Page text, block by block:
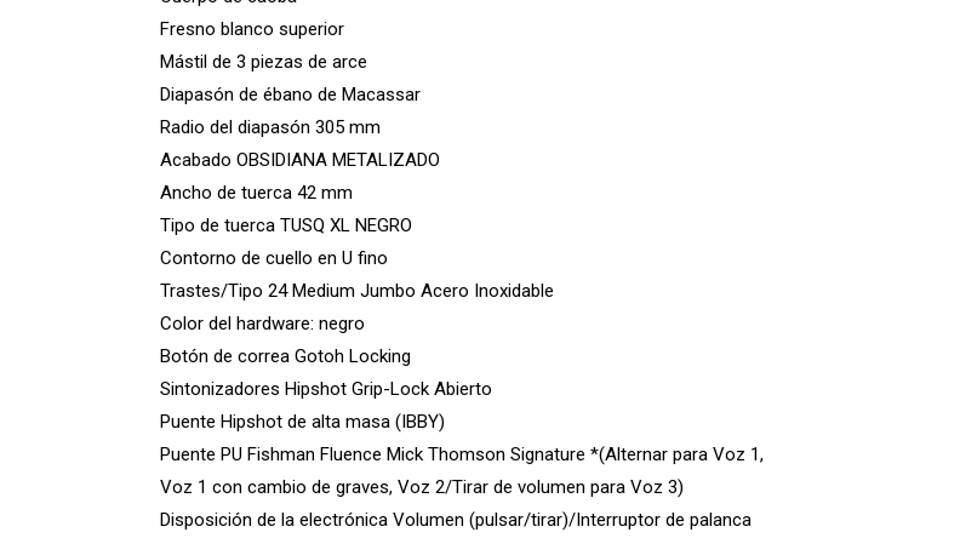
Fresno blanco superior
Mástil de 3 piezas de arce
Diapasón de ébano de Macassar
Radio del diapasón 305 mm
Acabado OBSIDIANA METALIZADO
Ancho de tuerca 42 mm
Tipo de tuerca TUSQ XL NEGRO
Contorno de cuello en U fino
Trastes/Tipo 24 Medium Jumbo Acero Inoxidable
Color del hardware: negro
Botón de correa Gotoh Locking
Sintonizadores Hipshot Grip-Lock Abierto
Puente Hipshot de alta masa (IBBY)
Puente PU Fishman Fluence Mick Thomson Signature *(Alternar para Voz 1,
Voz 1 con cambio de graves, Voz 2/Tirar de volumen para Voz 3)
Disposición de la electrónica Volumen (pulsar/tirar)/Interruptor de palanca